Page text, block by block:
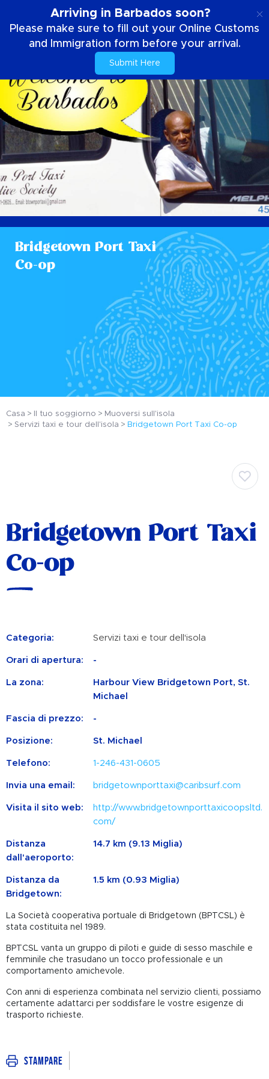
Arriving in Barbados soon?
Please make sure to fill out your Online Customs
and Immigration form before your arrival.
Submit Here
Bridgetown Port Taxi
Co-op
Casa Il tuo soggiorno
Muoversi sull'isola
Servizi taxi e tour dell'isola
Bridgetown Port Taxi Co-op
Bridgetown Port Taxi
Co-op
Categoria: Servizi taxi e tour dell'isola
Orari di apertura: -
La zona:
Harbour View Bridgetown Port, St.
Michael
Fascia di prezzo: -
Posizione: St. Michael
Telefono: 1-246-431-0605
Invia una email: bridgetownporttaxi@caribsurf.com
Visita il sito web:
http://www.bridgetownporttaxicoopsltd.
com/
Distanza
dall'aeroporto:
14.7 km (9.13 Miglia)
Distanza da
Bridgetown:
1.5 km (0.93 Miglia)
La Società cooperativa portuale di Bridgetown (BPTCSL) è
stata costituita nel 1989.
BPTCSL vanta un gruppo di piloti e guide di sesso maschile e
femminile che trasudano un tocco professionale e un
comportamento amichevole.
Con anni di esperienza combinata nel servizio clienti, possiamo
certamente adattarci per soddisfare le vostre esigenze di
trasporto richieste.
Stampare